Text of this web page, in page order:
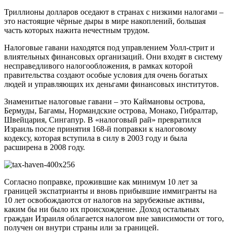
Триллионы долларов оседают в странах с низкими налогами –
это настоящие чёрные дыры в мире накоплений, большая
часть которых нажита нечестным трудом.
Налоговые гавани находятся под управлением Уолл-стрит и
влиятельных финансовых организаций. Они входят в систему
несправедливого налогообложения, в рамках которой
правительства создают особые условия для очень богатых
людей и управляющих их деньгами финансовых институтов.
Знаменитые налоговые гавани – это Каймановы острова,
Бермуды, Багамы, Нормандские острова, Монако, Гибралтар,
Швейцария, Сингапур. В «налоговый рай» превратился
Израиль после принятия 168-й поправки к налоговому
кодексу, которая вступила в силу в 2003 году и была
расширена в 2008 году.
Согласно поправке, прожившие как минимум 10 лет за
границей экспатрианты и вновь прибывшие иммигранты на
10 лет освобождаются от налогов на зарубежные активы,
каким бы ни было их происхождение. Доход остальных
граждан Израиля облагается налогом вне зависимости от того,
получен он внутри страны или за границей.